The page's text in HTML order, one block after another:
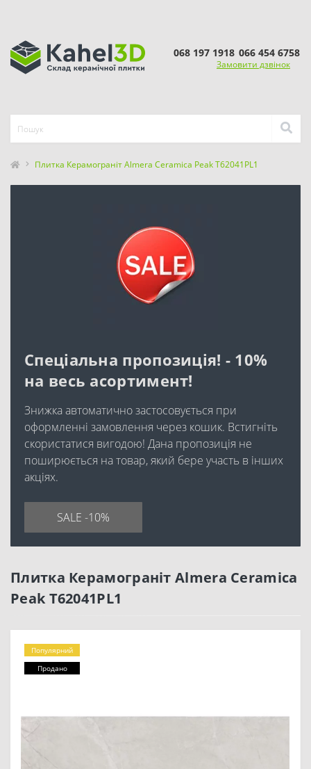
068 197 1918 066 454 6758
Замовити дзвінок
Плитка Керамограніт Almera Ceramica Peak T62041PL1
Спеціальна пропозиція! - 10%
на весь асортимент!
Знижка автоматично застосовується при
оформленні замовлення через кошик. Встигніть
скористатися вигодою! Дана пропозиція не
поширюється на товар, який бере участь в інших
акціях.
SALE -10%
Плитка Керамограніт Almera Ceramica
Peak T62041PL1
Популярний
Продано